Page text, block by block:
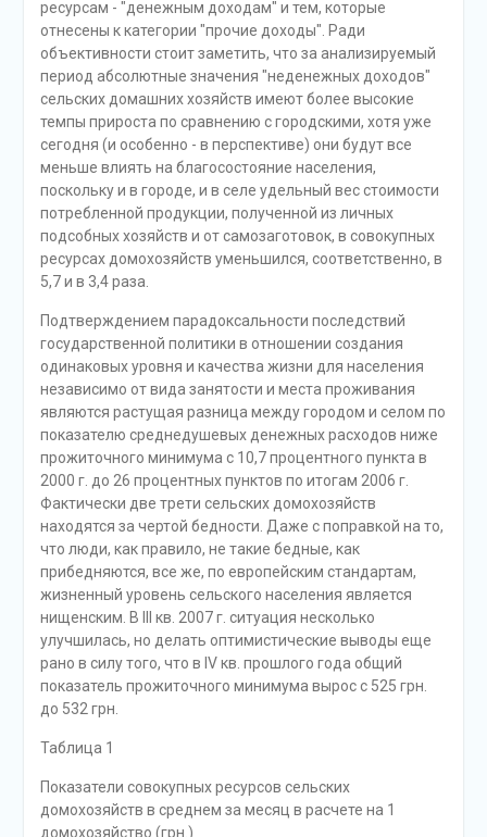
ресурсам - "денежным доходам" и тем, которые
отнесены к категории "прочие доходы". Ради
объективности стоит заметить, что за анализируемый
период абсолютные значения "неденежных доходов"
сельских домашних хозяйств имеют более высокие
темпы прироста по сравнению с городскими, хотя уже
сегодня (и особенно - в перспективе) они будут все
меньше влиять на благосостояние населения,
поскольку и в городе, и в селе удельный вес стоимости
потребленной продукции, полученной из личных
подсобных хозяйств и от самозаготовок, в совокупных
ресурсах домохозяйств уменьшился, соответственно, в
5,7 и в 3,4 раза.
Подтверждением парадоксальности последствий
государственной политики в отношении создания
одинаковых уровня и качества жизни для населения
независимо от вида занятости и места проживания
являются растущая разница между городом и селом по
показателю среднедушевых денежных расходов ниже
прожиточного минимума с 10,7 процентного пункта в
2000 г. до 26 процентных пунктов по итогам 2006 г.
Фактически две трети сельских домохозяйств
находятся за чертой бедности. Даже с поправкой на то,
что люди, как правило, не такие бедные, как
прибедняются, все же, по европейским стандартам,
жизненный уровень сельского населения является
нищенским. В III кв. 2007 г. ситуация несколько
улучшилась, но делать оптимистические выводы еще
рано в силу того, что в IV кв. прошлого года общий
показатель прожиточного минимума вырос с 525 грн.
до 532 грн.
Таблица 1
Показатели совокупных ресурсов сельских
домохозяйств в среднем за месяц в расчете на 1
домохозяйство (грн.)